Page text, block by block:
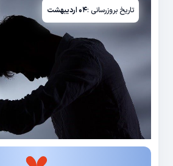
تاریخ بروزرسانی :۰۴ اردیبهشت